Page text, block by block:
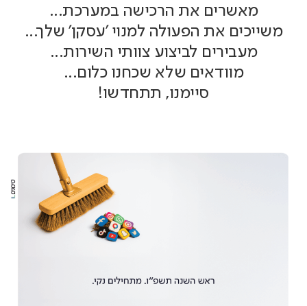
מאשרים את הרכישה במערכת...
משייכים את הפעולה למנוי 'עסקן' שלך...
מעבירים לביצוע צוותי השירות...
מוודאים שלא שכחנו כלום...
סיימנו, תתחדשו!